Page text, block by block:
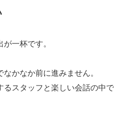
一杯です。
かなか前に進みません。
るスタッフと楽しい会話の中で